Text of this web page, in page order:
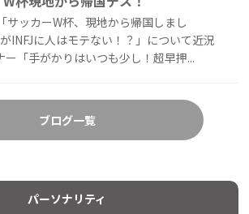
サッカーW杯、現地から帰国しまし
INFJに人はモテない！？」について近況
「手がかりはいつも少し！超早押...
ブログ一覧
パーソナリティ